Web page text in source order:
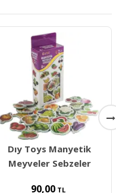
Dıy Toys Manyetik
Meyveler Sebzeler
90,00TL